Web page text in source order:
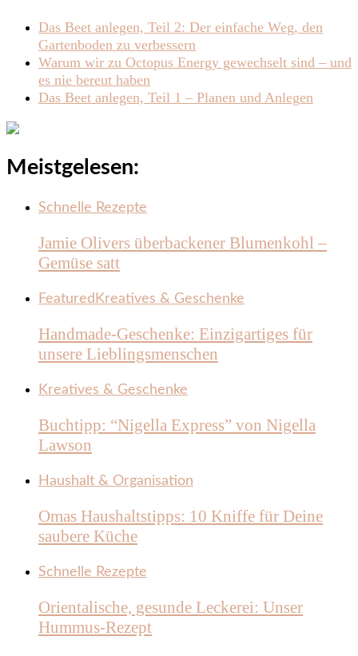
Das Beet anlegen, Teil 2: Der einfache Weg, den
Gartenboden zu verbessern
Warum wir zu Octopus Energy gewechselt sind – und
es nie bereut haben
Das Beet anlegen, Teil 1 – Planen und Anlegen
Meistgelesen:
Schnelle Rezepte
Jamie Olivers überbackener Blumenkohl –
Gemüse satt
Featured Kreatives & Geschenke
Handmade-Geschenke: Einzigartiges für
unsere Lieblingsmenschen
Kreatives & Geschenke
Buchtipp: “Nigella Express” von Nigella
Lawson
Haushalt & Organisation
Omas Haushaltstipps: 10 Kniffe für Deine
saubere Küche
Schnelle Rezepte
Orientalische, gesunde Leckerei: Unser
Hummus-Rezept